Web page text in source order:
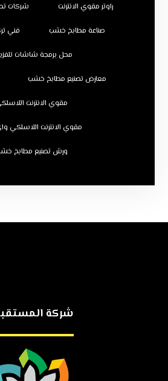
راوتر مقوي الانترنت شركات
صناعة مطابخ خشب فني
محل برمجة شاشات
معارض تصنيع مطابخ خشب
مقوي الانترنت
مقوي الانترنت اللاسلكي
ورش تصنيع مطابخ
شركة